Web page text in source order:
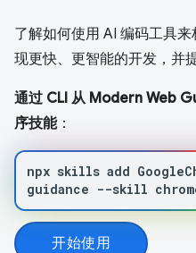
了解如何使用 AI 编码工具
现更快、更智能的开发，并
通过 CLI 从 Modern Web
序技能：
npx skills add
guidance --skill
开始使用